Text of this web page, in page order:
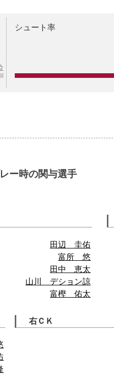
シュート率
ー時の関与選手
田辺 圭佑
富所 悠
田中 恵太
山川 デション諒
富樫 佑太
右ＣＫ